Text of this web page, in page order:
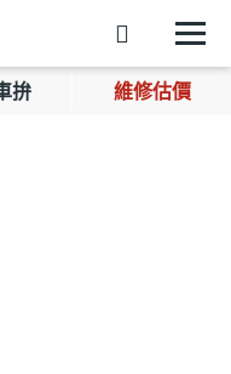
拚 維修估價